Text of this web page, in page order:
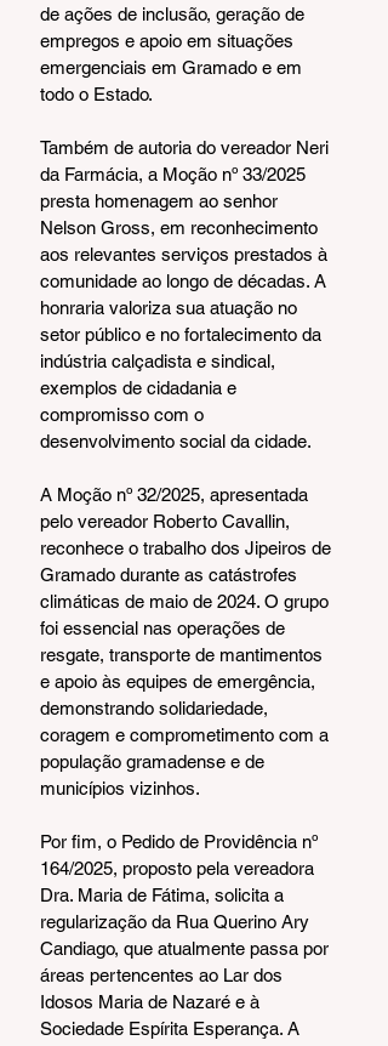
de ações de inclusão, geração de
empregos e apoio em situações
emergenciais em Gramado e em
todo o Estado.
Também de autoria do vereador Neri
da Farmácia, a Moção nº 33/2025
presta homenagem ao senhor
Nelson Gross, em reconhecimento
aos relevantes serviços prestados à
comunidade ao longo de décadas. A
honraria valoriza sua atuação no
setor público e no fortalecimento da
indústria calçadista e sindical,
exemplos de cidadania e
compromisso com o
desenvolvimento social da cidade.
A Moção nº 32/2025, apresentada
pelo vereador Roberto Cavallin,
reconhece o trabalho dos Jipeiros de
Gramado durante as catástrofes
climáticas de maio de 2024. O grupo
foi essencial nas operações de
resgate, transporte de mantimentos
e apoio às equipes de emergência,
demonstrando solidariedade,
coragem e comprometimento com a
população gramadense e de
municípios vizinhos.
Por fim, o Pedido de Providência nº
164/2025, proposto pela vereadora
Dra. Maria de Fátima, solicita a
regularização da Rua Querino Ary
Candiago, que atualmente passa por
áreas pertencentes ao Lar dos
Idosos Maria de Nazaré e à
Sociedade Espírita Esperança. A